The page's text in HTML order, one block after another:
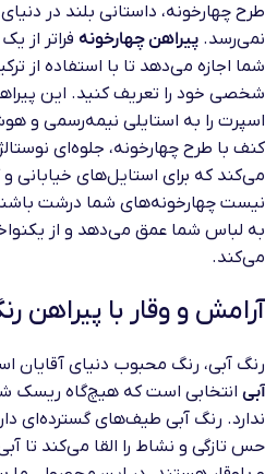
طرح چهارخونه، داستانی بلند در
نمی‌رسد. پیراهن چهارخونه فراتر از
شما اجازه می‌دهد تا با استفاده از
شخصی خود را تعریف کنید. این
اسپرت را به استایلی نیمه‌رسمی و
کنف با طرح چهارخونه، جلوه‌ای
می‌کند که برای استایل‌های خیابانی
نیست چهارخونه‌های شما درشت
به لباس شما عمق می‌دهد و از
می‌کند.
آرامش و وقار با پیراهن
رنگ آبی، رنگ محبوب دنیای آقایان
آبی انتخابی است که هیچ‌گاه ریسک
ندارد. رنگ آبی طیف‌های گسترده‌ای
حس تازگی و نشاط را القا می‌کند تا